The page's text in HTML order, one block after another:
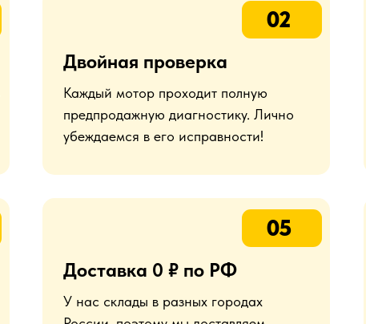
Каждый мотор проходит полную
предпродажную диагностику. Лично
убеждаемся в его исправности!
Двойная проверка
02
У нас склады в разных городах
Доставка 0 ₽ по РФ
05